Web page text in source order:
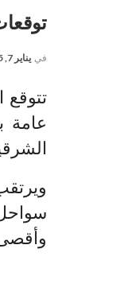
في يناير 7, 2025
تتوقع
عامة
وأقصى